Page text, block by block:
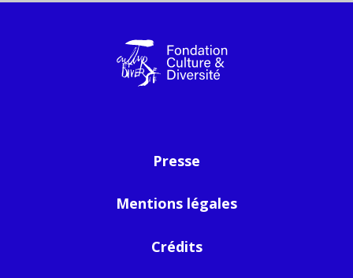
Presse
Mentions légales
Crédits